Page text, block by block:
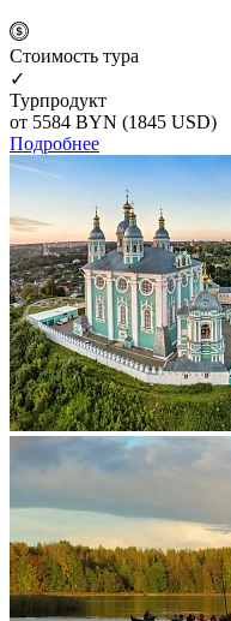
Cтоимость тура
✓
Турпродукт
от 5584 BYN (1845 USD)
Подробнее